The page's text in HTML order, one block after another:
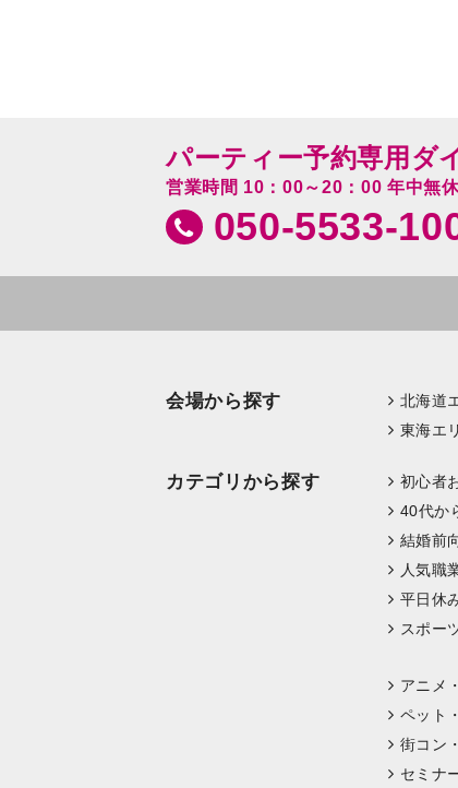
パーティー予約専用ダ
営業時間 10：00～20：00 年中無
050-5533-
会場から探す 北海道
東海エ
カテゴリから探す 初心者
40代か
結婚前
人気職
平日休
スポー
アニメ
ペット
街コン
セミナ